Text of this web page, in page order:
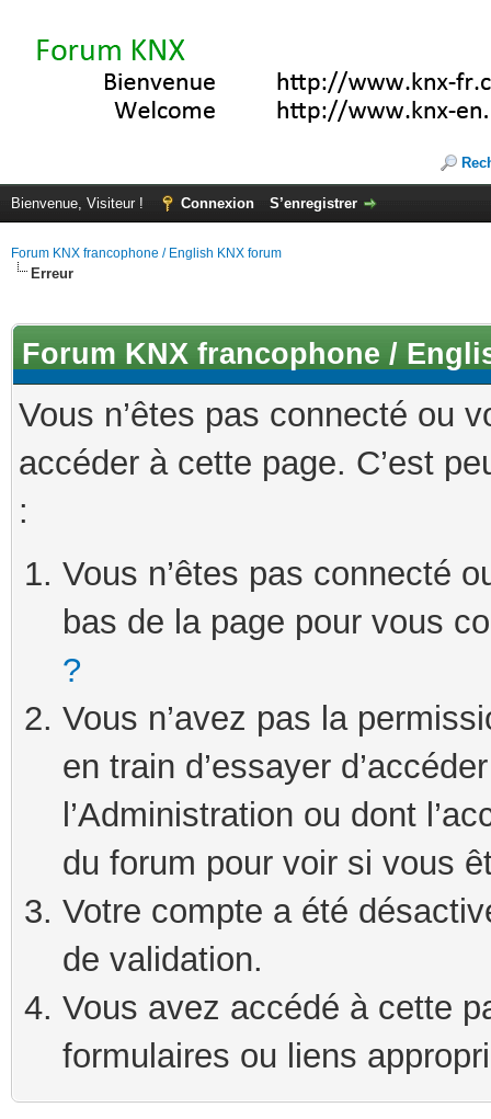
Bienvenue, Visiteur ! Connexion S’enregistrer
Forum KNX francophone / English KNX forum
Erreur
Forum KNX francophone /
Vous n’êtes pas connecté ou
accéder à cette page. C’est
:
Vous n’êtes pas connecté
bas de la page pour vous
?
Vous n’avez pas la
en train d’essayer
l’Administration ou dont
du forum pour voir si vous
Votre compte a été
de validation.
Vous avez accédé à cette
formulaires ou liens